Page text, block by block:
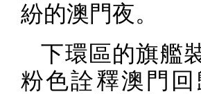
紛的澳門夜。
下環區的旗艦
粉色詮釋澳門